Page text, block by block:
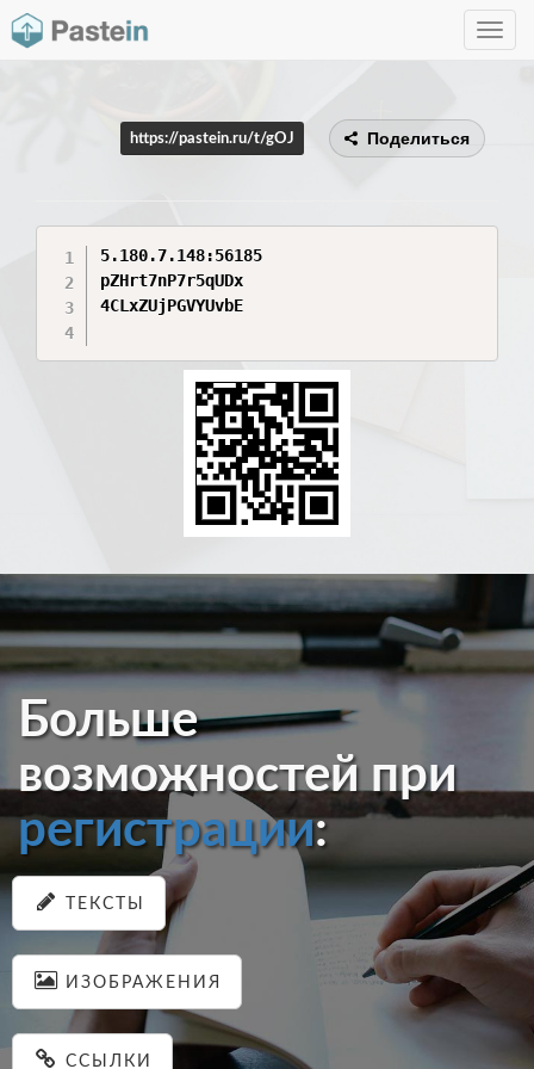
Toggle
https://pastein.ru/t/gOJ Поделиться
5.180.7.148:56185
pZHrt7nP7r5qUDx
4CLxZUjPGVYUvbE
Больше
возможностей при
регистрации:
ТЕКСТЫ
ИЗОБРАЖЕНИЯ
ССЫЛКИ